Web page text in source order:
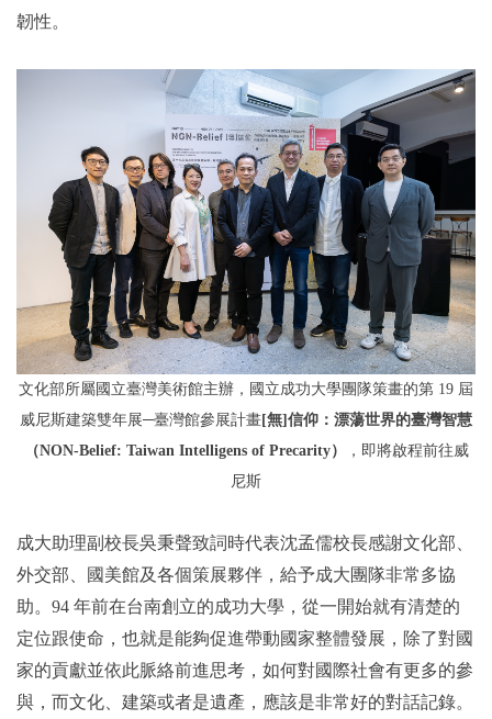
韌性。
文化部所屬國立臺灣美術館主辦，國立成功大學團隊策畫的第 19 屆
威尼斯建築雙年展─臺灣館參展計畫[無]信仰 ：漂蕩世界的臺灣智慧
（NON-Belief: Taiwan Intelligens of Precarity）
，即將啟程前往威
尼斯
成大助理副校長吳秉聲致詞時代表沈孟儒校長感謝文化部、
外交部、國美館及各個策展夥伴，給予成大團隊非常多協
助。94 年前在台南創立的成功大學，從一開始就有清楚的
定位跟使命，也就是能夠促進帶動國家整體發展，除了對國
家的貢獻並依此脈絡前進思考，如何對國際社會有更多的參
與，而文化、建築或者是遺產，應該是非常好的對話記錄。